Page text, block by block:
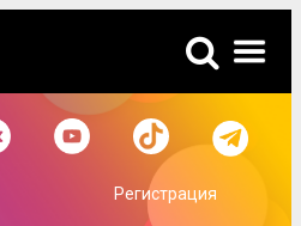
Регистрация